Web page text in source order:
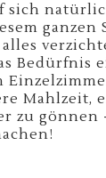
sich
ganzen
Bedürfnis
Mahlzeit,
zu